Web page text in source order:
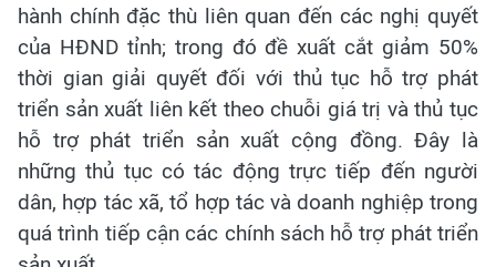
hành chính đặc thù liên quan đến các nghị quyết
của HĐND tỉnh; trong đó đề xuất cắt giảm 50%
thời gian giải quyết đối với thủ tục hỗ trợ phát
triển sản xuất liên kết theo chuỗi giá trị và thủ tục
hỗ trợ phát triển sản xuất cộng đồng. Đây là
những thủ tục có tác động trực tiếp đến người
dân, hợp tác xã, tổ hợp tác và doanh nghiệp trong
quá trình tiếp cận các chính sách hỗ trợ phát triển